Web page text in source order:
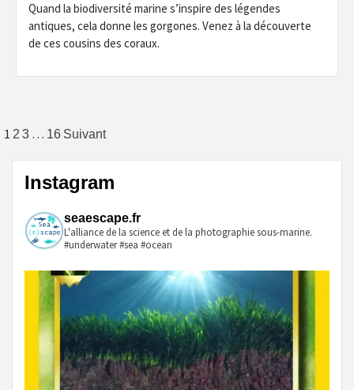
Quand la biodiversité marine s’inspire des légendes
antiques, cela donne les gorgones. Venez à la découverte
de ces cousins des coraux.
Pagination
des
publications
1 2 3 … 16 Suivant
Instagram
seaescape.fr
L'alliance de la science et de la photographie sous-marine.
#underwater #sea #ocean